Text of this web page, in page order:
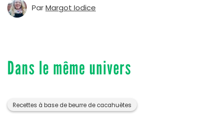
ParMargot Iodice
Dans le même univers
Recettes à base de beurre de cacahuètes